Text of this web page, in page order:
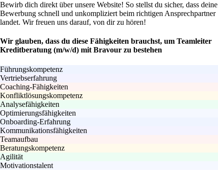
Bewirb dich direkt über unsere Website! So stellst du sicher, dass deine
Bewerbung schnell und unkompliziert beim richtigen Ansprechpartner
landet. Wir freuen uns darauf, von dir zu hören!
Wir glauben, dass du diese Fähigkeiten brauchst, um Teamleiter
Kreditberatung (m/w/d) mit Bravour zu bestehen
Führungskompetenz
Vertriebserfahrung
Coaching-Fähigkeiten
Konfliktlösungskompetenz
Analysefähigkeiten
Optimierungsfähigkeiten
Onboarding-Erfahrung
Kommunikationsfähigkeiten
Teamaufbau
Beratungskompetenz
Agilität
Motivationstalent